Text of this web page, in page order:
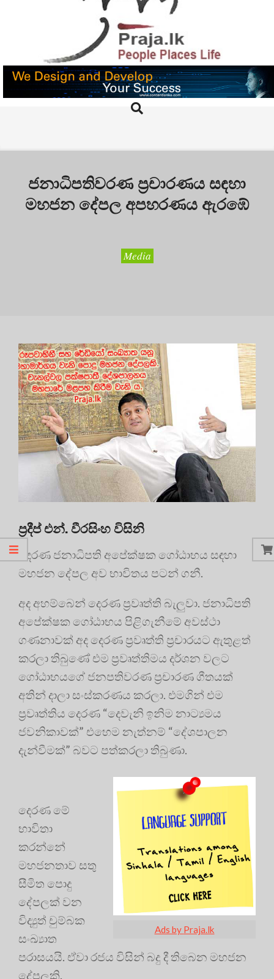
PRAJA.LK
Search
ජනාධිපතිවරණ ප්‍රචාරණය සඳහා
මහජන දේපල අපහරණය ඇරඹේ
Media
ප්‍රදීප් එන්. වීරසිංහ විසිනි
දෙරණ ජනාධිපති අපේක්ෂක ගෝඨාභය සඳහා
මහජන දේපල අව භාවිතය පටන් ගනී.
අද අහම්බෙන් දෙරණ ප්‍රවෘත්ති බැලුවා. ජනාධිපති
අපේක්ෂක ගෝඨාභය පිළිගැනීමේ අවස්ථා
ගණනාවක් අද දෙරණ ප්‍රවෘත්ති ප්‍රචාරයට ඇතුළත්
කරලා තිබුණේ එම ප්‍රවෘත්තිමය දර්ශන වලට
ගෝඨාභයගේ ජනපතිවරණ ප්‍රචාරණ ගීතයක්
අතින් දාලා සංස්කරණය කරලා. එමගින් එම
ප්‍රවෘත්තිය දෙරණ “දෙවැනි ඉනිම නාට්‍යමය
ජවනිකාවක්” එහෙම නැත්නම් “දේශපාලන
දැන්වීමක්” බවට පත්කරලා තිබුණා.
Ads by Praja.lk
දෙරණ මේ
භාවිතා
කරන්නේ
මහජනතාව සතු
සීමිත පොදු
දේපලක් වන
විද්‍යුත් චුම්බක
සංඛ්‍යාත
පරාසයයි. ඒවා රජය විසින් බදු දී තිබෙන මහජන
දේපලකි.